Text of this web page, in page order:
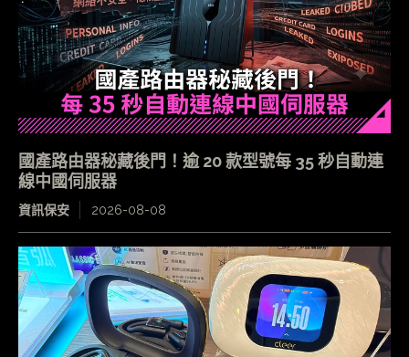
國產路由器秘藏後門！逾 20 款型號每 35 秒自動連
線中國伺服器
資訊保安 2026-08-08